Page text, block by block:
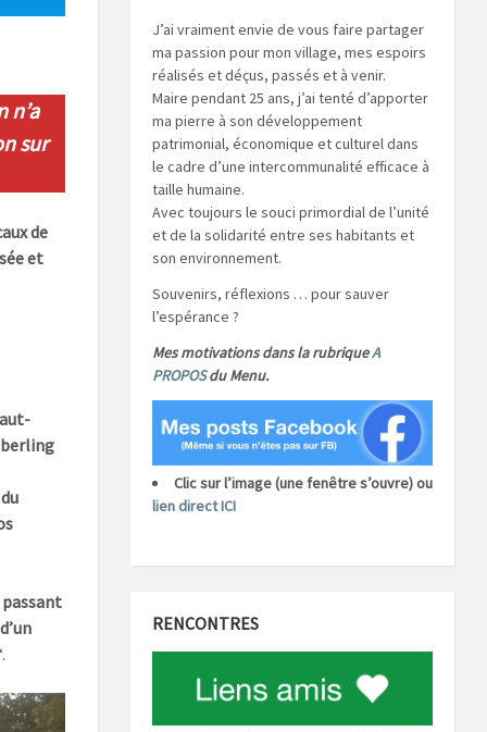
n’a
sur
de
et
J’ai vraiment envie de vous faire partager
ma passion pour mon village, mes espoirs
réalisés et déçus, passés et à venir.
Maire pendant 25 ans, j’ai tenté d’apporter
ma pierre à son développement
patrimonial, économique et culturel dans
le cadre d’une intercommunalité efficace à
taille humaine.
Avec toujours le souci primordial de l’unité
et de la solidarité entre ses habitants et
son environnement.
Souvenirs, réflexions … pour sauver
l’espérance ?
Mes motivations dans la rubriqueA
PROPOSdu Menu.
Clic sur l’image (une fenêtre s’ouvre) ou
lien direct ICI
RENCONTRES